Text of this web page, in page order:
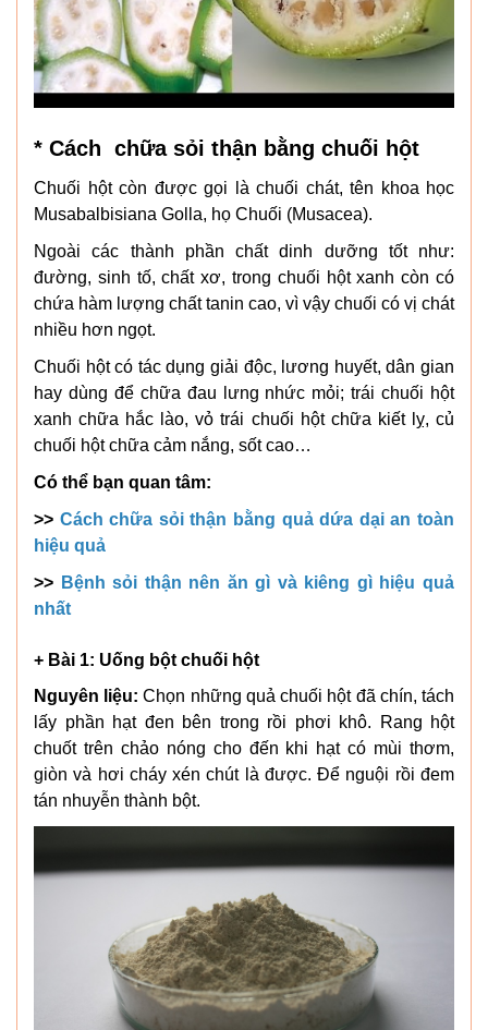
* Cách chữa sỏi thận bằng chuối hột
Chuối hột còn được gọi là chuối chát, tên khoa học
Musabalbisiana Golla, họ Chuối (Musacea).
Ngoài các thành phần chất dinh dưỡng tốt như:
đường, sinh tố, chất xơ, trong chuối hột xanh còn có
chứa hàm lượng chất tanin cao, vì vậy chuối có vị chát
nhiều hơn ngọt.
Chuối hột có tác dụng giải độc, lương huyết, dân gian
hay dùng để chữa đau lưng nhức mỏi; trái chuối hột
xanh chữa hắc lào, vỏ trái chuối hột chữa kiết lỵ, củ
chuối hột chữa cảm nắng, sốt cao…
Có thể bạn quan tâm:
>> Cách chữa sỏi thận bằng quả dứa dại an toàn
hiệu quả
>> Bệnh sỏi thận nên ăn gì và kiêng gì hiệu quả
nhất
+ Bài 1: Uống bột chuối hột
Nguyên liệu:Chọn những quả chuối hột đã chín, tách
lấy phần hạt đen bên trong rồi phơi khô. Rang hột
chuốt trên chảo nóng cho đến khi hạt có mùi thơm,
giòn và hơi cháy xén chút là được. Để nguội rồi đem
tán nhuyễn thành bột.